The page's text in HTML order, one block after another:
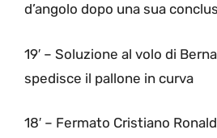
d’angolo dopo una sua
19′ – Soluzione al volo di
spedisce il pallone in curva
18′ – Fermato Cristiano